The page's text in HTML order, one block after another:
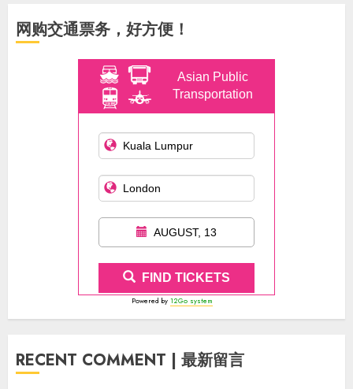
网购交通票务，好方便！
Asian Public
Transportation
AUGUST, 13
FIND TICKETS
Powered by 12Go system
RECENT COMMENT | 最新留言